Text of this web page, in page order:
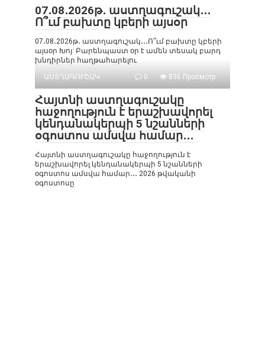
07․08․2026թ․ աստղագուշակ․․․
Ո՞ւմ բախտը կբերի այսօր
07․08․2026թ․ աստղագուշակ․․․Ո՞ւմ բախտը կբերի
այսօր Խոյ: Բարենպաստ օր է ամեն տեսակ բարդ
խնդիրներ հաղթահարելու
ԱՍՏՂԱԳՈՒՇԱԿ
0 836 Просмотр
Հայտնի աստղագուշակը
հաջողություն է երաշխավորել
կենդանակերպի 5 նշանների
օգոստոս ամսվա համար․․․
Հայտնի աստղագուշակը հաջողություն է
երաշխավորել կենդանակերպի 5 նշանների
օգոստոս ամսվա համար․․․ 2026 թվականի
օգոստոսը